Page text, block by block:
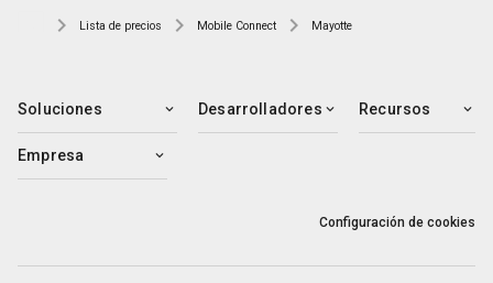
Lista de precios Mobile Connect Mayotte
Soluciones Desarrolladores Recursos
Empresa
Configuración de cookies